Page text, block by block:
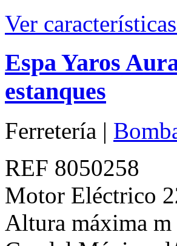
Ver
Espa Yaros
estanques
Ferretería |
REF 8050258
Motor Eléctrico
Altura máxima m